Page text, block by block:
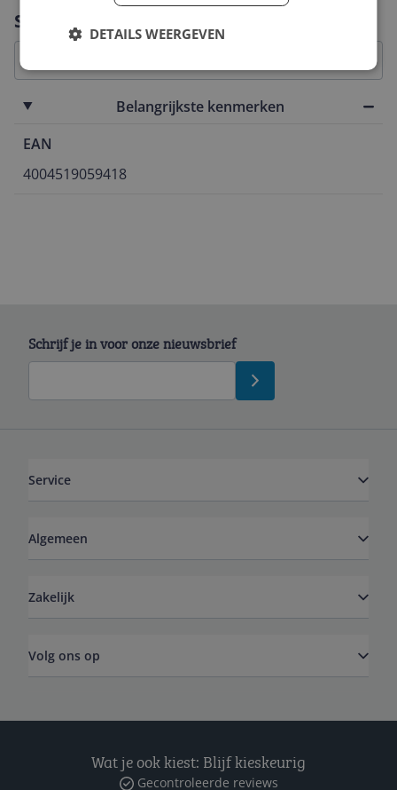
Specificaties
Belangrijkste kenmerken
EAN
4004519059418
Vraag 1 van 4
Schrijf je in voor onze nieuwsbrief
Service
Algemeen
Zakelijk
Volg ons op
Wat je ook kiest: Blijf kieskeurig
Gecontroleerde reviews
DETAILS WEERGEVEN